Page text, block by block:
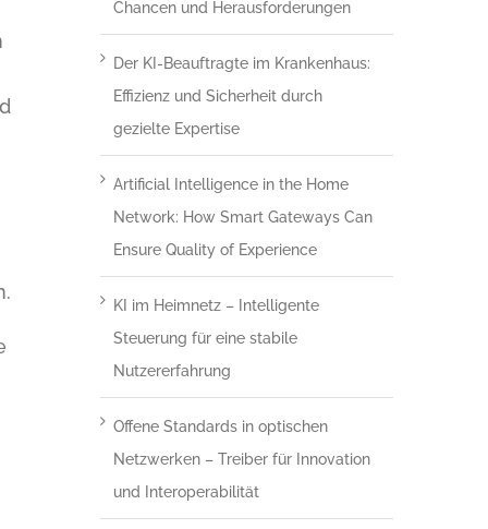
Chancen und Herausforderungen
Der KI-Beauftragte im Krankenhaus:
Effizienz und Sicherheit durch
gezielte Expertise
Artificial Intelligence in the Home
Network: How Smart Gateways Can
Ensure Quality of Experience
KI im Heimnetz – Intelligente
Steuerung für eine stabile
Nutzererfahrung
Offene Standards in optischen
Netzwerken – Treiber für Innovation
und Interoperabilität